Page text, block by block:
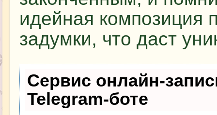
идейная композиция
задумки, что даст
Сервис онлайн-
Telegram-боте